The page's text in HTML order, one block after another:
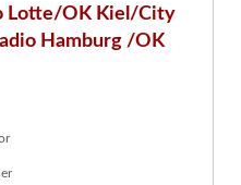
Lotte/OK Kiel/City
Hamburg /OK